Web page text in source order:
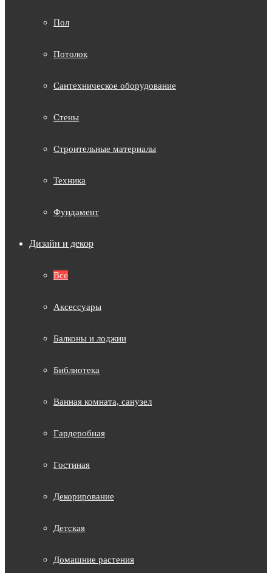
Пол
Потолок
Сантехническое оборудование
Стены
Строительные материалы
Техника
Фундамент
Дизайн и декор
Все
Аксессуары
Балконы и лоджии
Библиотека
Ванная комната, санузел
Гардеробная
Гостиная
Декорирование
Детская
Домашние растения